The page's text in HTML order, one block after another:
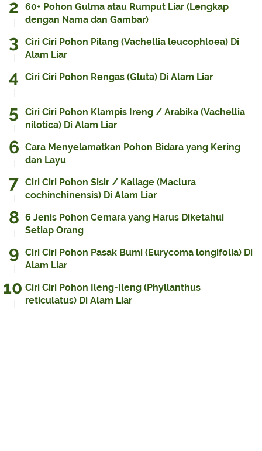
60+ Pohon Gulma atau Rumput Liar (Lengkap
dengan Nama dan Gambar)
Ciri Ciri Pohon Pilang (Vachellia leucophloea) Di
Alam Liar
Ciri Ciri Pohon Rengas (Gluta) Di Alam Liar
Ciri Ciri Pohon Klampis Ireng / Arabika (Vachellia
nilotica) Di Alam Liar
Cara Menyelamatkan Pohon Bidara yang Kering
dan Layu
Ciri Ciri Pohon Sisir / Kaliage (Maclura
cochinchinensis) Di Alam Liar
6 Jenis Pohon Cemara yang Harus Diketahui
Setiap Orang
Ciri Ciri Pohon Pasak Bumi (Eurycoma longifolia) Di
Alam Liar
Ciri Ciri Pohon Ileng-Ileng (Phyllanthus
reticulatus) Di Alam Liar